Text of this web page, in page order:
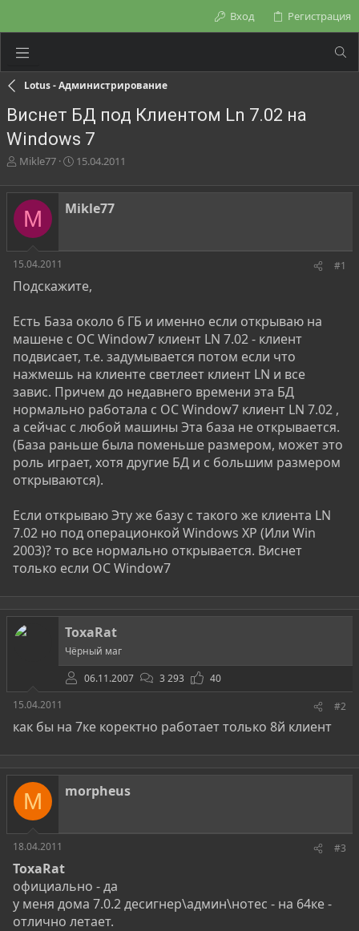
Вход Регистрация
Lotus - Администрирование
Виснет БД под Клиентом Ln 7.02 на
Windows 7
А
т
о
т
м
Mikle77
Д
т
а
н
а
15.04.2011
M Mikle77
15.04.2011 #1
Подскажите,
Есть База около 6 ГБ и именно если открываю на
машене с ОС Window7 клиент LN 7.02 - клиент
подвисает, т.е. задумывается потом если что
нажмешь на клиенте светлеет клиент LN и все
завис. Причем до недавнего времени эта БД
нормально работала с ОС Window7 клиент LN 7.02 ,
а сейчас с любой машины Эта база не открывается.
(База раньше была поменьше размером, может это
роль играет, хотя другие БД и с большим размером
открываются).
Если открываю Эту же базу с такого же клиента LN
7.02 но под операционкой Windows XP (Или Win
2003)? то все нормально открывается. Виснет
только если ОС Window7
ToxaRat
Чёрный маг
06.11.2007
3 293
40
15.04.2011
#2
как бы на 7ке коректно работает только 8й клиент
M morpheus
18.04.2011 #3
ToxaRat
официально - да
у меня дома 7.0.2 десигнер\админ\нотес - на 64ке -
отлично летает.